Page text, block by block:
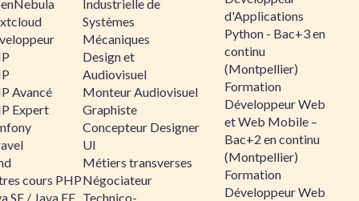
Avancé
Expert
cours PHP
SE / Java EE
Industrielle de
Systèmes
Mécaniques
Design et
Audiovisuel
Monteur Audiovisuel
Graphiste
Concepteur Designer
UI
Métiers transverses
Négociateur
Technico-
d'Applications
Python - Bac+3 en
continu
(Montpellier)
Formation
Développeur Web
et Web Mobile –
Bac+2 en continu
(Montpellier)
Formation
Développeur Web